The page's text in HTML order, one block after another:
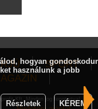
SPORT
Kft. Minden jog fenntartva!
hogyan
használunk a jobb
Részletek
KÉREM